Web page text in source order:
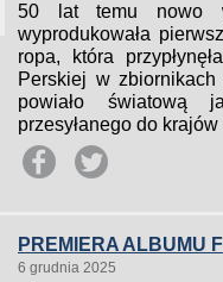
50 lat temu nowo
wyprodukowała
ropa, która
Perskiej w
powiało światową
przesyłanego do
PREMIERA ALBUMU
6 grudnia 2025